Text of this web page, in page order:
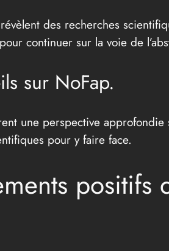
des recherches
continuer sur la voie de
sur NoFap.
une perspective approfondie
pour y faire face.
positifs